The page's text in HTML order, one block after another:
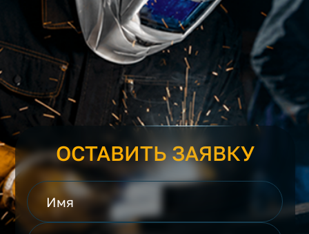
ОСТАВИТЬ ЗАЯВКУ